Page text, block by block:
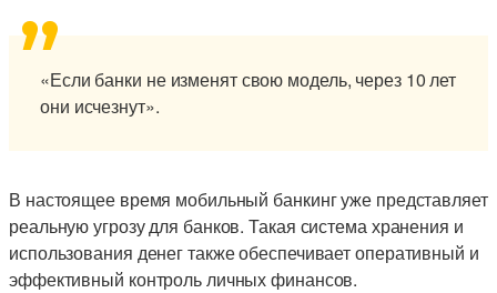
«Если банки не изменят свою модель, через 10 лет
они исчезнут».
В настоящее время мобильный банкинг уже представляет
реальную угрозу для банков. Такая система хранения и
использования денег также обеспечивает оперативный и
эффективный контроль личных финансов.